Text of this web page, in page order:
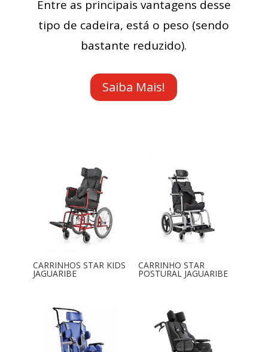
Entre as principais vantagens desse
tipo de cadeira, está o peso (sendo
bastante reduzido).
Saiba Mais!
CARRINHOS STAR KIDS
JAGUARIBE
CARRINHO STAR
POSTURAL JAGUARIBE